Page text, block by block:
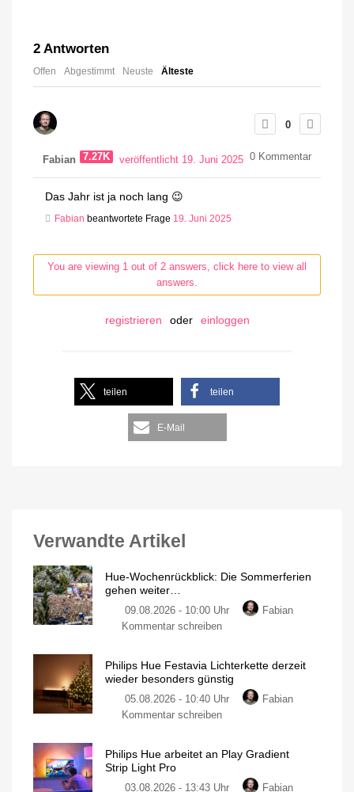
2 Antworten
Offen Abgestimmt Neuste Älteste
0
Fabian 7.27K veröffentlicht 19. Juni 2025 0 Kommentar
Das Jahr ist ja noch lang 😉
Fabian beantwortete Frage 19. Juni 2025
You are viewing 1 out of 2 answers, click here to view all
answers.
registrieren oder einloggen
teilen teilen
E-Mail
Verwandte Artikel
Hue-Wochenrückblick: Die Sommerferien
gehen weiter…
09.08.2026 - 10:00 Uhr
Fabian
Kommentar schreiben
Philips Hue Festavia Lichterkette derzeit
wieder besonders günstig
05.08.2026 - 10:40 Uhr
Fabian
Kommentar schreiben
Philips Hue arbeitet an Play Gradient
Strip Light Pro
03.08.2026 - 13:43 Uhr
Fabian